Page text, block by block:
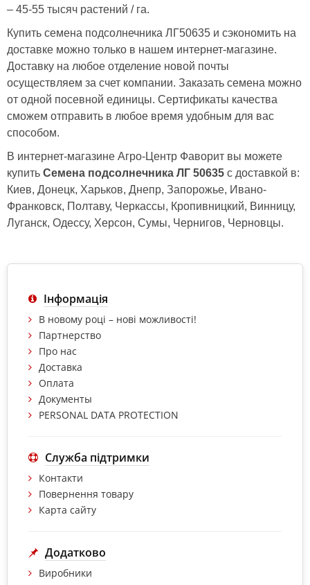
– 45-55 тысяч растений / га.
Купить семена подсолнечника ЛГ50635 и сэкономить на
доставке можно только в нашем интернет-магазине.
Доставку на любое отделение новой почты
осуществляем за счет компании. Заказать семена можно
от одной посевной единицы. Сертификаты качества
сможем отправить в любое время удобным для вас
способом.
В интернет-магазине Агро-Центр Фаворит вы можете
купить Семена подсолнечника ЛГ 50635 с доставкой в:
Киев, Донецк, Харьков, Днепр, Запорожье, Ивано-
Франковск, Полтаву, Черкассы, Кропивницкий, Винницу,
Луганск, Одессу, Херсон, Сумы, Чернигов, Черновцы.
Інформація
В новому році – нові можливості!
Партнерство
Про нас
Доставка
Оплата
Документы
PERSONAL DATA PROTECTION
Служба підтримки
Контакти
Повернення товару
Карта сайту
Додатково
Виробники